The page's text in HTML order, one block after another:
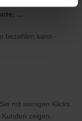
...
bezahlen kann -
mit wenigen Klicks
zeigen.